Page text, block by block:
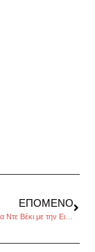
ΕΠΌΜΕΝΟ
Ξενάγηση στη Βίλα Ντε Βέκι με την Ειρήνη Τόλιου, της Κατερίνας Σταματελοπούλου